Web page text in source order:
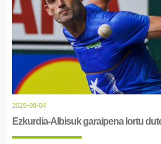
2026-08-04
Ezkurdia-Albisuk garaipena lortu